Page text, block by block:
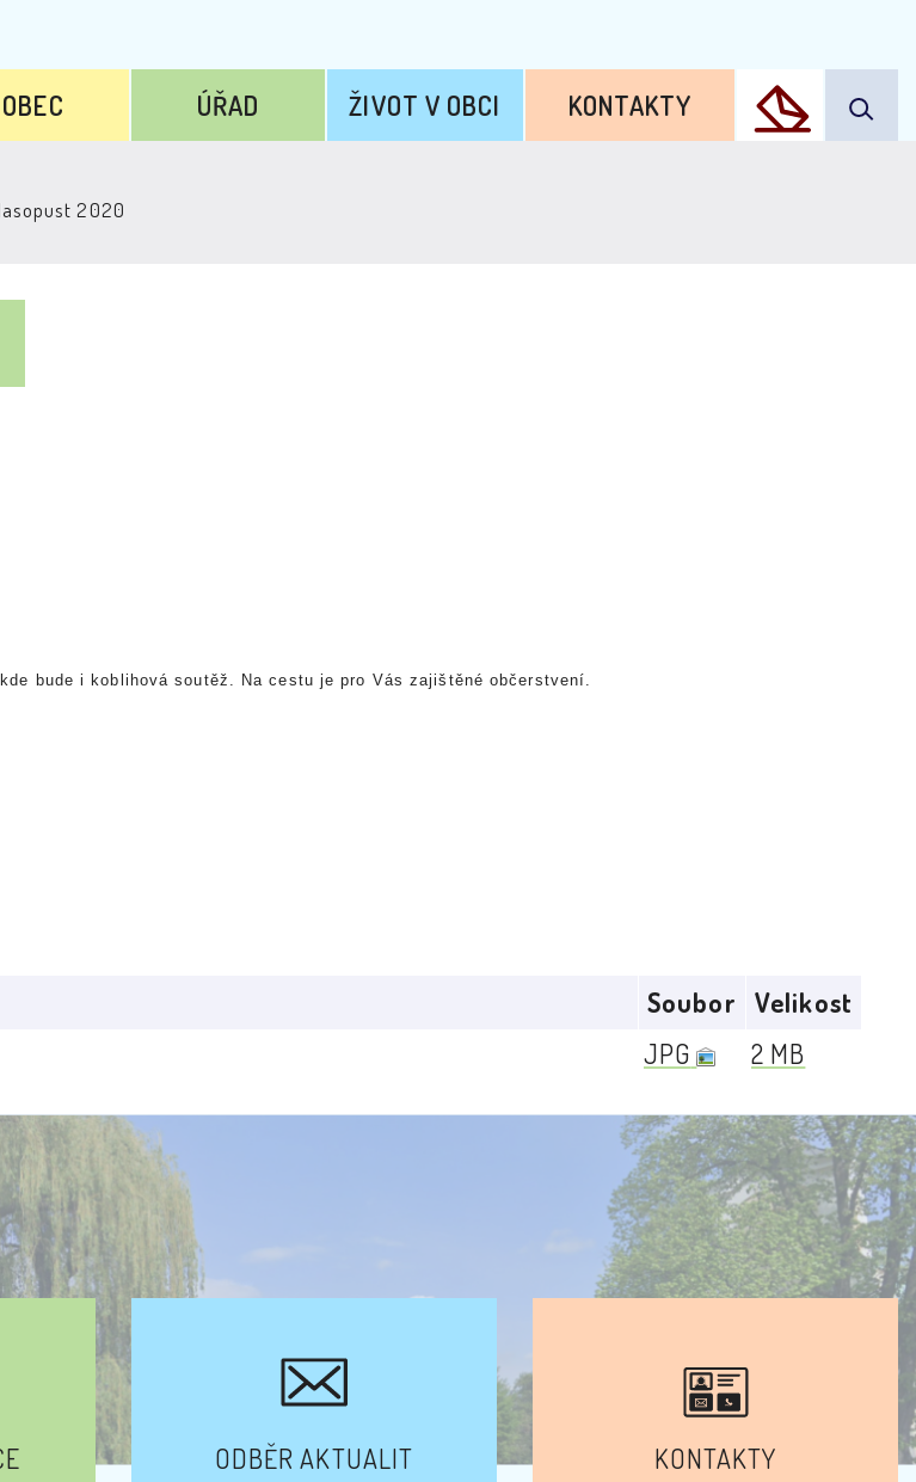
OBEC ÚŘAD ŽIVOT V OBCI KONTAKTY
2020
bude i koblihová soutěž. Na cestu je pro Vás zajištěné občerstvení.
Soubor
Velikost
JPG 2 MB
ODBĚR AKTUALIT KONTAKTY